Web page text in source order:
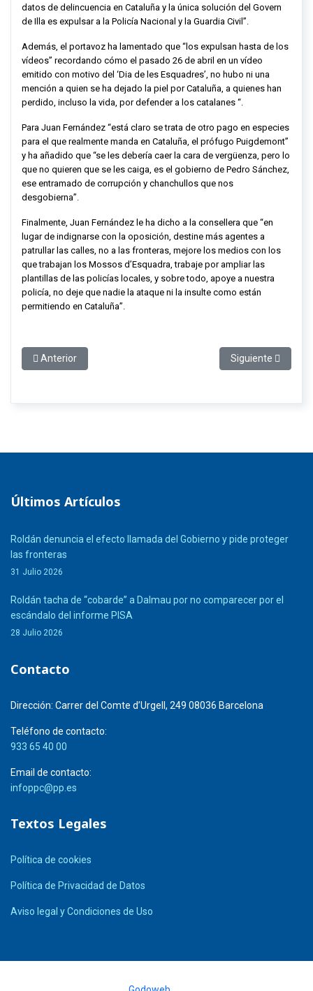
datos de delincuencia en Cataluña y la única solución del Govern
de Illa es expulsar a la Policía Nacional y la Guardia Civil”.
Además, el portavoz ha lamentado que “los expulsan hasta de los
vídeos” recordando cómo el pasado 26 de abril en un vídeo
emitido con motivo del ‘Dia de les Esquadres’, no hubo ni una
mención a quien se ha dejado la piel por Cataluña, a quienes han
perdido, incluso la vida, por defender a los catalanes “.
Para Juan Fernández “está claro se trata de otro pago en especies
para el que realmente manda en Cataluña, el prófugo Puigdemont”
y ha añadido que “se les debería caer la cara de vergüenza, pero lo
que no quieren que se les caiga, es el gobierno de Pedro Sánchez,
ese entramado de corrupción y chanchullos que nos
desgobierna”.
Finalmente, Juan Fernández le ha dicho a la consellera que “en
lugar de indignarse con la oposición, destine más agentes a
patrullar las calles, no a las fronteras, mejore los medios con los
que trabajan los Mossos d’Esquadra, trabaje por ampliar las
plantillas de las policías locales, y sobre todo, apoye a nuestra
policía, no deje que nadie la ataque ni la insulte como están
permitiendo en Cataluña”.
Artículo anterior: Juan Fernández: “Es la primera vez que un
Anterior Artículo siguiente:
Siguiente
Últimos Artículos
Roldán denuncia el efecto llamada del Gobierno y pide proteger
las fronteras
31 Julio 2026
Roldán tacha de “cobarde” a Dalmau por no comparecer por el
escándalo del informe PISA
28 Julio 2026
Contacto
Dirección: Carrer del Comte d’Urgell, 249 08036 Barcelona
Teléfono de contacto:
933 65 40 00
Email de contacto:
infoppc@pp.es
Textos Legales
Política de cookies
Política de Privacidad de Datos
Aviso legal y Condiciones de Uso